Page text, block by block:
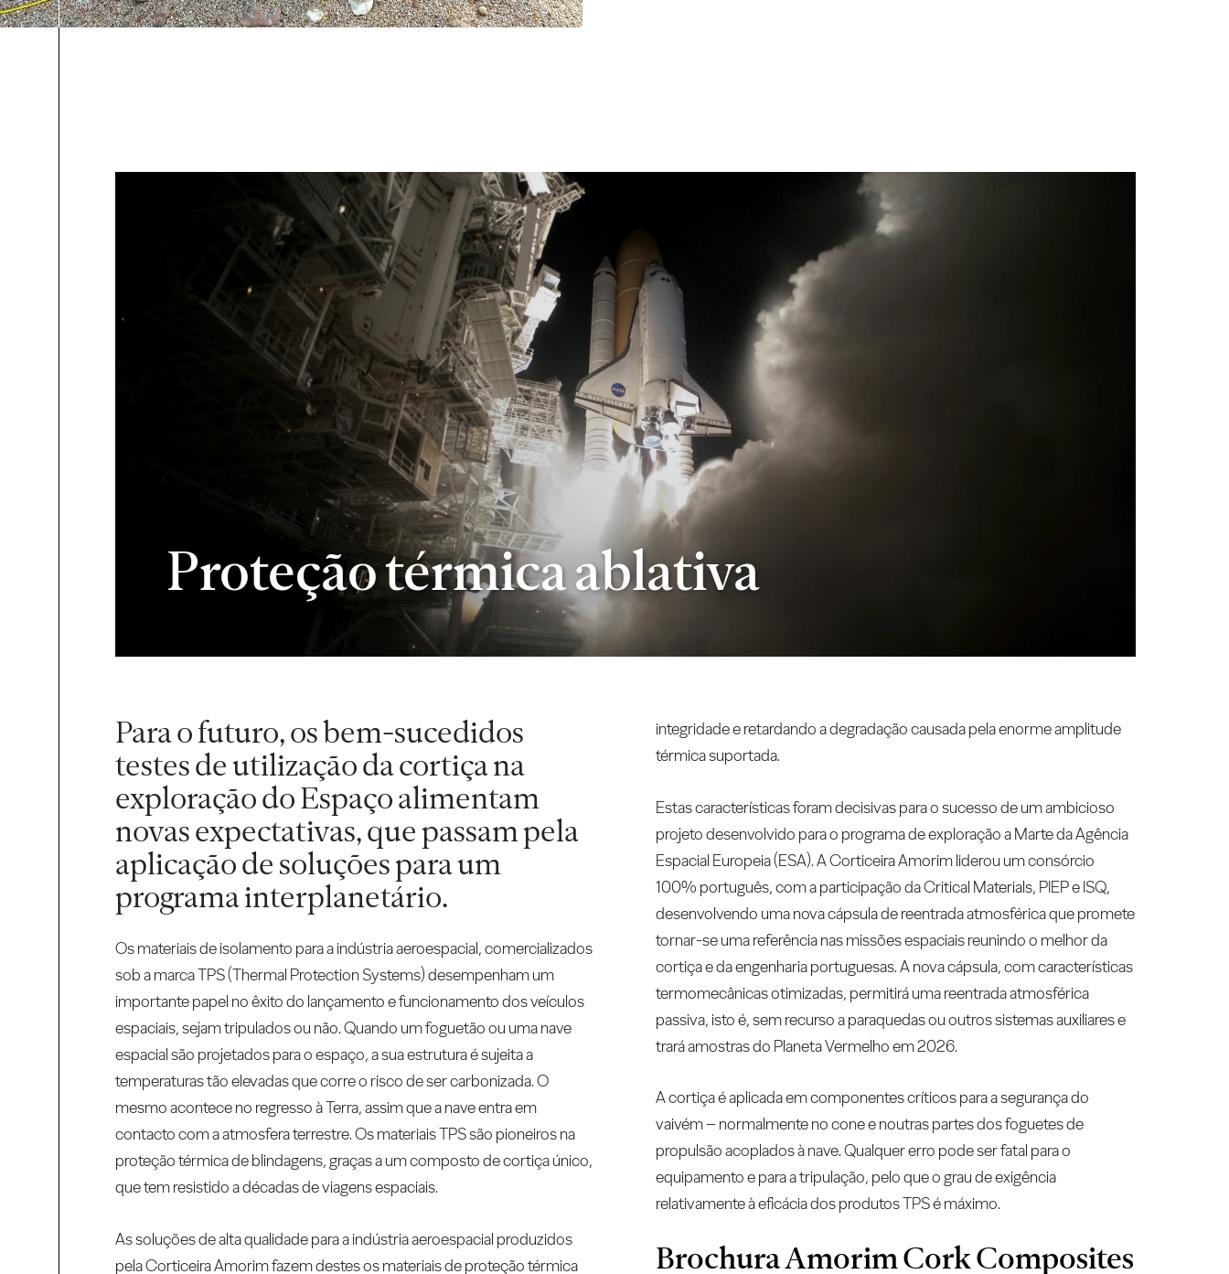
Proteção térmica ablativa
Para o futuro, os bem-sucedidos
testes de utilização da cortiça na
exploração do Espaço alimentam
novas expectativas, que passam pela
aplicação de soluções para um
programa interplanetário.
Os materiais de isolamento para a indústria aeroespacial, comercializados
sob a marca TPS (Thermal Protection Systems) desempenham um
importante papel no êxito do lançamento e funcionamento dos veículos
espaciais, sejam tripulados ou não. Quando um foguetão ou uma nave
espacial são projetados para o espaço, a sua estrutura é sujeita a
temperaturas tão elevadas que corre o risco de ser carbonizada. O
mesmo acontece no regresso à Terra, assim que a nave entra em
contacto com a atmosfera terrestre. Os materiais TPS são pioneiros na
proteção térmica de blindagens, graças a um composto de cortiça único,
que tem resistido a décadas de viagens espaciais.
As soluções de alta qualidade para a indústria aeroespacial produzidos
pela Corticeira Amorim fazem destes os materiais de proteção térmica
integridade e retardando a degradação causada pela enorme amplitude
térmica suportada.
Estas características foram decisivas para o sucesso de um ambicioso
projeto desenvolvido para o programa de exploração a Marte da Agência
Espacial Europeia (ESA). A Corticeira Amorim liderou um consórcio
100% português, com a participação da Critical Materials, PIEP e ISQ,
desenvolvendo uma nova cápsula de reentrada atmosférica que promete
tornar-se uma referência nas missões espaciais reunindo o melhor da
cortiça e da engenharia portuguesas. A nova cápsula, com características
termomecânicas otimizadas, permitirá uma reentrada atmosférica
passiva, isto é, sem recurso a paraquedas ou outros sistemas auxiliares e
trará amostras do Planeta Vermelho em 2026.
A cortiça é aplicada em componentes críticos para a segurança do
vaivém – normalmente no cone e noutras partes dos foguetes de
propulsão acoplados à nave. Qualquer erro pode ser fatal para o
equipamento e para a tripulação, pelo que o grau de exigência
relativamente à eficácia dos produtos TPS é máximo.
Brochura Amorim Cork Composites